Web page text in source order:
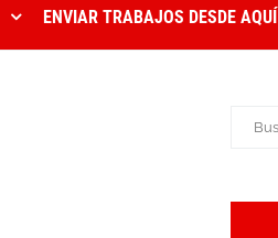
ENVIAR TRABAJOS DESDE AQUÍ